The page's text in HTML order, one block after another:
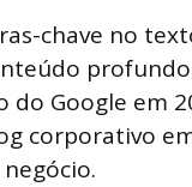
chave no
Google em
corporativo